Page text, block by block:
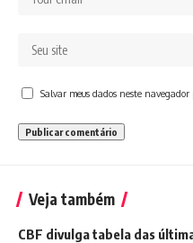
Salvar meus dados neste
Veja também
CBF divulga tabela das